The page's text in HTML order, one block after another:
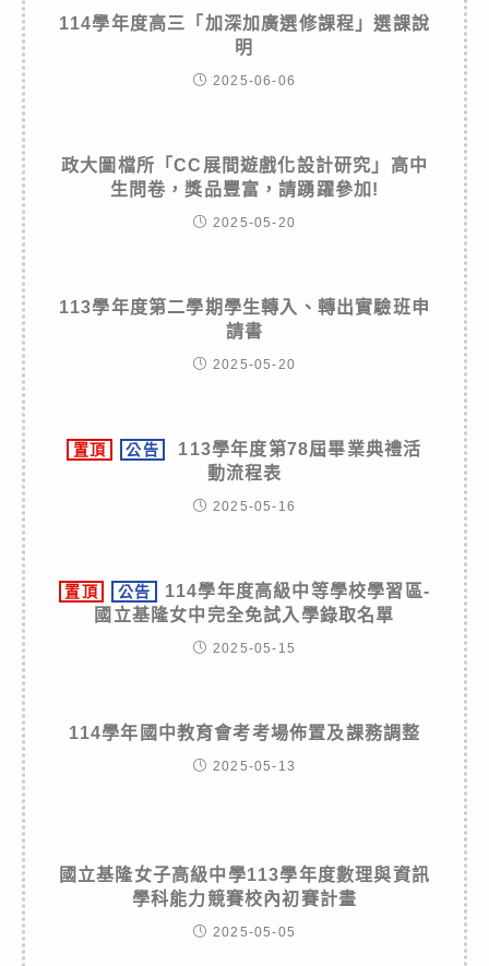
114學年度高三「加深加廣選修課程」選課說
明
2025-06-06
政大圖檔所「CC展間遊戲化設計研究」高中
生問卷，獎品豐富，請踴躍參加!
2025-05-20
113學年度第二學期學生轉入、轉出實驗班申
請書
2025-05-20
置頂 公告
113學年度第78屆畢業典禮活
動流程表
2025-05-16
置頂 公告
114學年度高級中等學校學習區-
國立基隆女中完全免試入學錄取名單
2025-05-15
114學年國中教育會考考場佈置及課務調整
2025-05-13
國立基隆女子高級中學113學年度數理與資訊
學科能力競賽校內初賽計畫
2025-05-05